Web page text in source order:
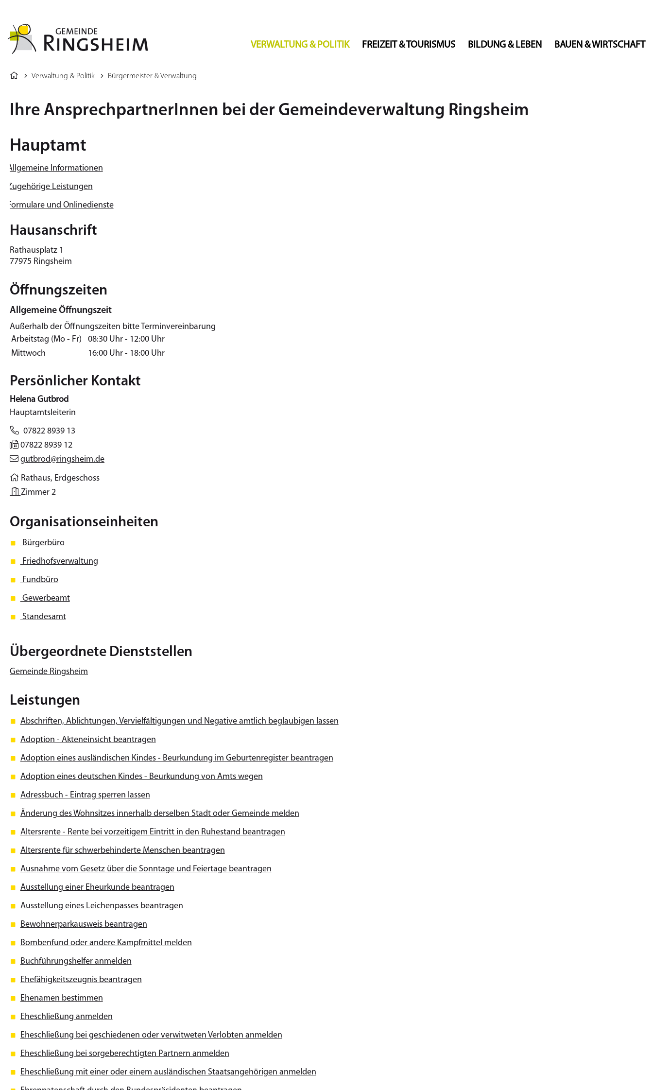
VERWALTUNG & POLITIK FREIZEIT & TOURISMUS BILDUNG & LEBEN BAUEN & WIRTSCHAFT
VERWALTUNG
Verwaltung & Politik Bürgermeister & Verwaltung
Ihre AnsprechpartnerInnen bei der Gemeindeverwaltung Ringsheim
Hauptamt
Allgemeine Informationen
Zugehörige Leistungen
Formulare und Onlinedienste
Hausanschrift
Rathausplatz 1
77975 Ringsheim
Öffnungszeiten
Allgemeine Öffnungszeit
Außerhalb der Öffnungszeiten bitte Terminvereinbarung
Arbeitstag (Mo - Fr)
08:30 Uhr - 12:00 Uhr
Mittwoch
16:00 Uhr - 18:00 Uhr
Persönlicher Kontakt
Helena Gutbrod
Hauptamtsleiterin
07822 8939 13
07822 8939 12
gutbrod@ringsheim.de
Rathaus, Erdgeschoss
Zimmer 2
Organisationseinheiten
Bürgerbüro
Friedhofsverwaltung
Fundbüro
Gewerbeamt
Standesamt
Übergeordnete Dienststellen
Gemeinde Ringsheim
Leistungen
Abschriften, Ablichtungen, Vervielfältigungen und Negative amtlich beglaubigen lassen
Adoption - Akteneinsicht beantragen
Adoption eines ausländischen Kindes - Beurkundung im Geburtenregister beantragen
Adoption eines deutschen Kindes - Beurkundung von Amts wegen
Adressbuch - Eintrag sperren lassen
Änderung des Wohnsitzes innerhalb derselben Stadt oder Gemeinde melden
Altersrente - Rente bei vorzeitigem Eintritt in den Ruhestand beantragen
Altersrente für schwerbehinderte Menschen beantragen
Ausnahme vom Gesetz über die Sonntage und Feiertage beantragen
Ausstellung einer Eheurkunde beantragen
Ausstellung eines Leichenpasses beantragen
Bewohnerparkausweis beantragen
Bombenfund oder andere Kampfmittel melden
Buchführungshelfer anmelden
Ehefähigkeitszeugnis beantragen
Ehenamen bestimmen
Eheschließung anmelden
Eheschließung bei geschiedenen oder verwitweten Verlobten anmelden
Eheschließung bei sorgeberechtigten Partnern anmelden
Eheschließung mit einer oder einem ausländischen Staatsangehörigen anmelden